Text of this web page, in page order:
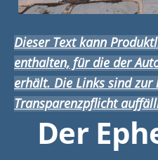
Dieser Text kann
enthalten, für die der
erhält. Die Links sind
Transparenzpflicht
Der